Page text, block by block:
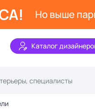
Но выше
Каталог